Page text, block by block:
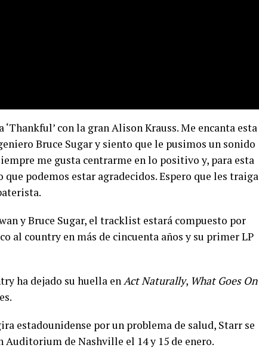
con la gran Alison Krauss. Me encanta esta
Bruce Sugar y siento que le pusimos un sonido
me gusta centrarme en lo positivo y, para esta
podemos estar agradecidos. Espero que les traiga
y Bruce Sugar, el tracklist estará compuesto por
al country en más de cincuenta años y su primer LP
ha dejado su huella enAct Naturally, What Goes On
estadounidense por un problema de salud, Starr se
Auditorium de Nashville el 14 y 15 de enero.